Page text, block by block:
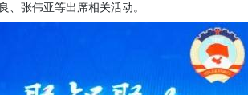
、张伟亚等出席相关活动。